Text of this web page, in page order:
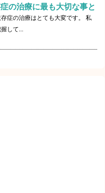
の治療に最も大切な事と
症の治療はとても大変です。 私
して...